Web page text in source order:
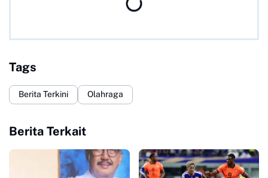
Tags
Berita Terkini Olahraga
Berita Terkait